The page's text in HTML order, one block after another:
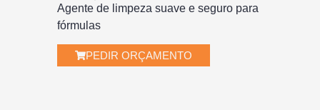
Agente de limpeza suave e seguro para
fórmulas
PEDIR ORÇAMENTO